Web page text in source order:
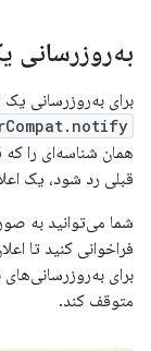
به‌روزرسانی
برای به‌روزرسانی یک
همان شناسه‌ای را که
قبلی رد شود، یک
شما می‌توانید به
فراخوانی کنید تا
برای به‌روزرسانی‌های
متوقف کند.